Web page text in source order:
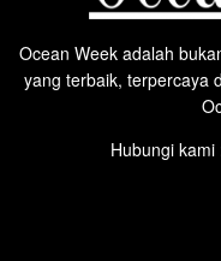
Ocean Week adalah
yang terbaik, terpercaya
Hubungi